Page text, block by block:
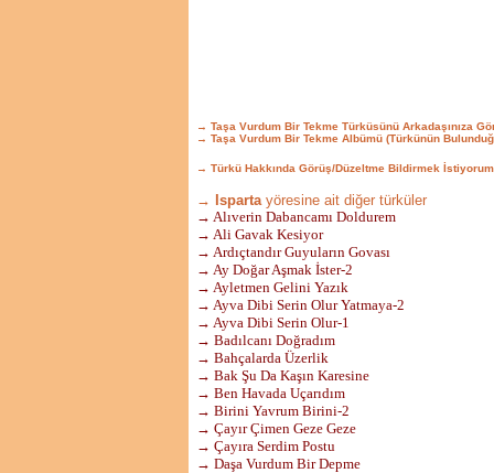
→ Taşa Vurdum Bir Tekme Türküsünü Arkadaşınıza
→ Taşa Vurdum Bir Tekme Albümü (Türkünün
→ Türkü Hakkında Görüş/Düzeltme Bildirmek İstiyorum
→ Ispartayöresine ait diğer türküler
→ Alıverin Dabancamı Doldurem
→ Ali Gavak Kesiyor
→ Ardıçtandır Guyuların Govası
→ Ay Doğar Aşmak İster-2
→ Ayletmen Gelini Yazık
→ Ayva Dibi Serin Olur Yatmaya-2
→ Ayva Dibi Serin Olur-1
→ Badılcanı Doğradım
→ Bahçalarda Üzerlik
→ Bak Şu Da Kaşın Karesine
→ Ben Havada Uçarıdım
→ Birini Yavrum Birini-2
→ Çayır Çimen Geze Geze
→ Çayıra Serdim Postu
→ Daşa Vurdum Bir Depme